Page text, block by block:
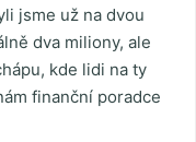
jsme už na dvou
dva miliony, ale
kde lidi na ty
finanční poradce